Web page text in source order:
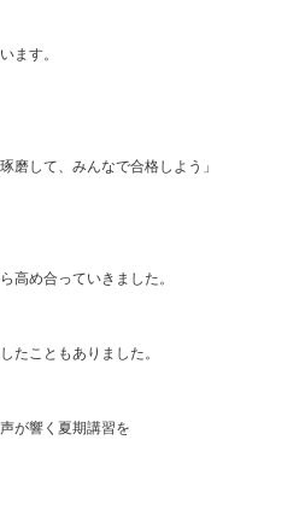
ます。
磨して、みんなで合格しよう」
高め合っていきました。
たこともありました。
が響く夏期講習を